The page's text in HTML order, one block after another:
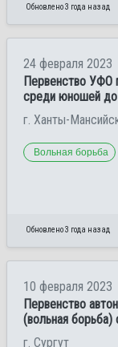
Обновлено 3 года назад
24 февраля 2023
Первенство УФО
среди юношей
г. Ханты-
Вольная борьба
Обновлено 3 года назад
10 февраля 2023
Первенство
(вольная
г. Сургут